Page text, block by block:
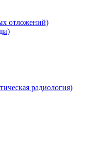
отложений)
радиология)